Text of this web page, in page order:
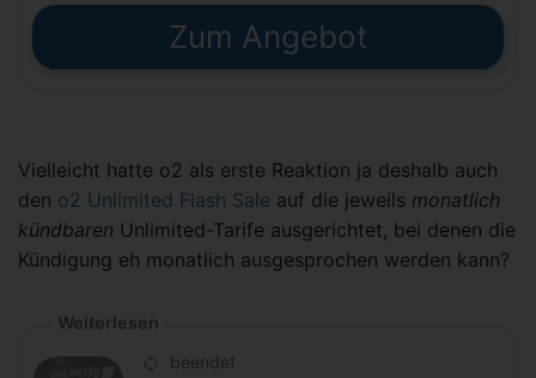
Zum Angebot
Vielleicht hatte o2 als erste Reaktion ja deshalb auch
den o2 Unlimited Flash Sale auf die jeweils monatlich
kündbaren Unlimited-Tarife ausgerichtet, bei denen die
Kündigung eh monatlich ausgesprochen werden kann?
Weiterlesen
beendet